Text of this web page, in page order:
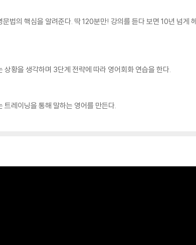
법의 핵심을 알려준다. 딱 120분만! 강의를 듣다 보면 10년 넘게
황을 생각하며 3단계 전략에 따라 영어회화 연습을 한다.
트레이닝을 통해 말하는 영어를 만든다.